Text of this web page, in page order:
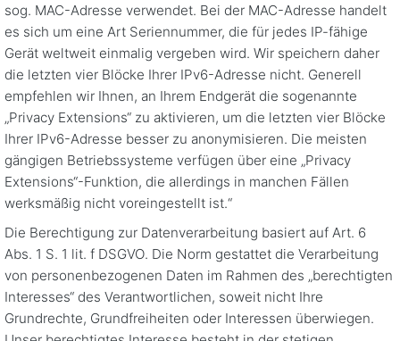
sog. MAC-Adresse verwendet. Bei der MAC-Adresse handelt
es sich um eine Art Seriennummer, die für jedes IP-fähige
Gerät weltweit einmalig vergeben wird. Wir speichern daher
die letzten vier Blöcke Ihrer IPv6-Adresse nicht. Generell
empfehlen wir Ihnen, an Ihrem Endgerät die sogenannte
„Privacy Extensions“ zu aktivieren, um die letzten vier Blöcke
Ihrer IPv6-Adresse besser zu anonymisieren. Die meisten
gängigen Betriebssysteme verfügen über eine „Privacy
Extensions“-Funktion, die allerdings in manchen Fällen
werksmäßig nicht voreingestellt ist.“
Die Berechtigung zur Datenverarbeitung basiert auf Art. 6
Abs. 1 S. 1 lit. f DSGVO. Die Norm gestattet die Verarbeitung
von personenbezogenen Daten im Rahmen des „berechtigten
Interesses“ des Verantwortlichen, soweit nicht Ihre
Grundrechte, Grundfreiheiten oder Interessen überwiegen.